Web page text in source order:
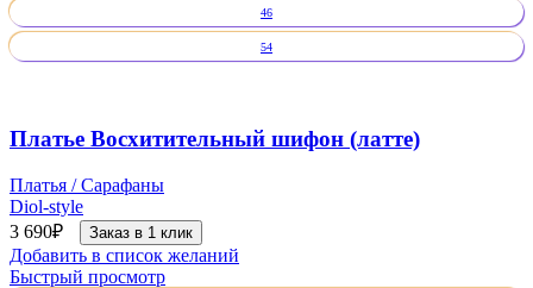
46
54
Платье Восхитительный шифон (латте)
Платья / Сарафаны
Diol-style
3 690₽ Заказ в 1 клик
Добавить в список желаний
Быстрый просмотр